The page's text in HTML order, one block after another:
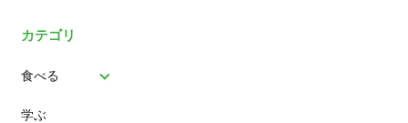
カテゴリ
食べる
パン
学ぶ